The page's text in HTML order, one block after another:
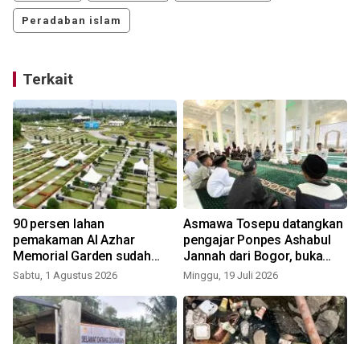
Peradaban islam
Terkait
90 persen lahan
pemakaman Al Azhar
Memorial Garden sudah
terpesan
Sabtu, 1 Agustus 2026
Asmawa Tosepu datangkan
pengajar Ponpes Ashabul
Jannah dari Bogor, buka
rekrutmen lulusan Kairo
Minggu, 19 Juli 2026